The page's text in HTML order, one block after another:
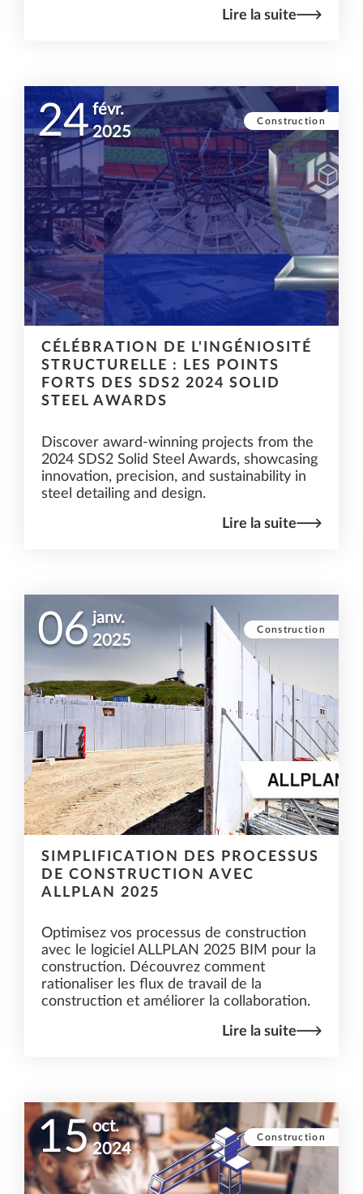
Lire la suite
24 févr.
2025
Construction
CÉLÉBRATION DE L'INGÉNIOSITÉ
STRUCTURELLE : LES POINTS
FORTS DES SDS2 2024 SOLID
STEEL AWARDS
Discover award-winning projects from the
2024 SDS2 Solid Steel Awards, showcasing
innovation, precision, and sustainability in
steel detailing and design.
Lire la suite
06 janv.
2025
Construction
SIMPLIFICATION DES PROCESSUS
DE CONSTRUCTION AVEC
ALLPLAN 2025
Optimisez vos processus de construction
avec le logiciel ALLPLAN 2025 BIM pour la
construction. Découvrez comment
rationaliser les flux de travail de la
construction et améliorer la collaboration.
Lire la suite
15 oct.
2024
Construction